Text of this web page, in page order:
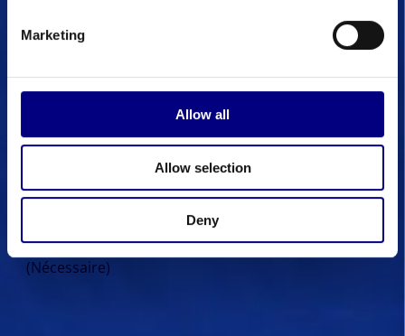
Marketing
Allow all
Allow selection
Deny
J'accepte lapolitique de confidentialité.
(Nécessaire)